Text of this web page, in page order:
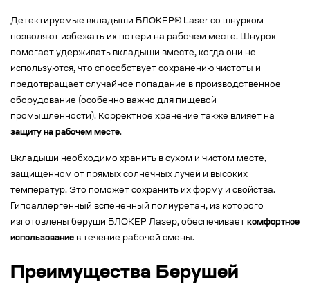
Детектируемые вкладыши БЛОКЕР® Laser со шнурком
позволяют избежать их потери на рабочем месте. Шнурок
помогает удерживать вкладыши вместе, когда они не
используются, что способствует сохранению чистоты и
предотвращает случайное попадание в производственное
оборудование (особенно важно для пищевой
промышленности). Корректное хранение также влияет на
защиту на рабочем месте.
Вкладыши необходимо хранить в сухом и чистом месте,
защищенном от прямых солнечных лучей и высоких
температур. Это поможет сохранить их форму и свойства.
Гипоаллергенный вспененный полиуретан, из которого
изготовлены беруши БЛОКЕР Лазер, обеспечивает комфортное
использование в течение рабочей смены.
Преимущества Берушей